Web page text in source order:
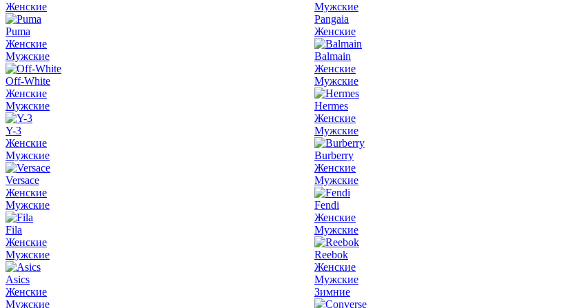
Женские Мужские
Puma
Женские
Мужские
Off-White
Женские
Мужские
Y-3
Женские
Мужские
Versace
Женские
Мужские
Fila
Женские
Мужские
Asics
Женские
Мужские
Pangaia
Женские
Balmain
Женские
Мужские
Hermes
Женские
Мужские
Burberry
Женские
Мужские
Fendi
Женские
Мужские
Reebok
Женские
Мужские
Зимние